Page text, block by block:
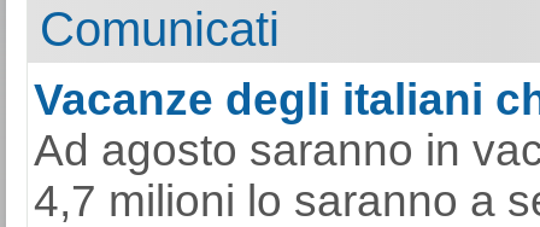
Comunicati
Vacanze degli italiani
Ad agosto saranno in
4,7 milioni lo saranno a